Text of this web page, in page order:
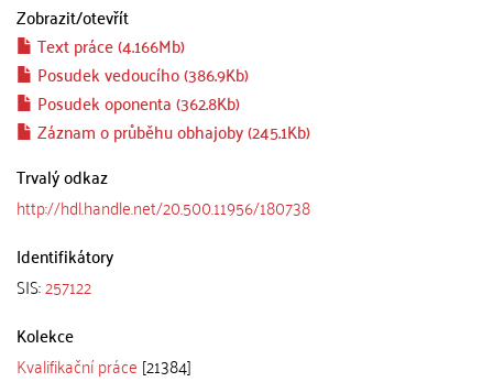
Zobrazit/otevřít
Text práce (4.166Mb)
Posudek vedoucího (386.9Kb)
Posudek oponenta (362.8Kb)
Záznam o průběhu obhajoby (245.1Kb)
Trvalý odkaz
http://hdl.handle.net/20.500.11956/180738
Identifikátory
SIS:257122
Kolekce
Kvalifikační práce [21384]